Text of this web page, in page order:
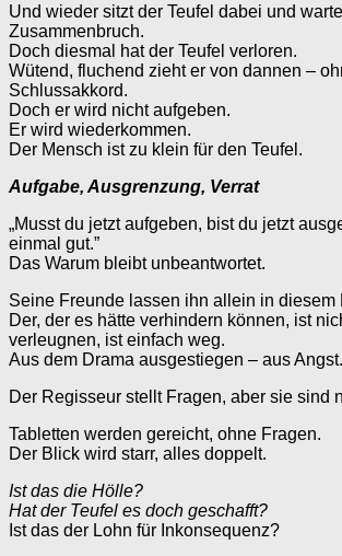
Und wieder sitzt der Teufel dabei und
Zusammenbruch.
Doch diesmal hat der Teufel verloren.
Wütend, fluchend zieht er von dannen –
Schlussakkord.
Doch er wird nicht aufgeben.
Er wird wiederkommen.
Der Mensch ist zu klein für den Teufel.
Aufgabe, Ausgrenzung, Verrat
„Musst du jetzt aufgeben, bist du jetzt
einmal gut.”
Das Warum bleibt unbeantwortet.
Seine Freunde lassen ihn allein in diesem
Der, der es hätte verhindern können, ist
verleugnen, ist einfach weg.
Aus dem Drama ausgestiegen – aus Angst.
Der Regisseur stellt Fragen, aber sie sind
Tabletten werden gereicht, ohne Fragen.
Der Blick wird starr, alles doppelt.
Ist das die Hölle?
Hat der Teufel es doch geschafft?
Ist das der Lohn für Inkonsequenz?